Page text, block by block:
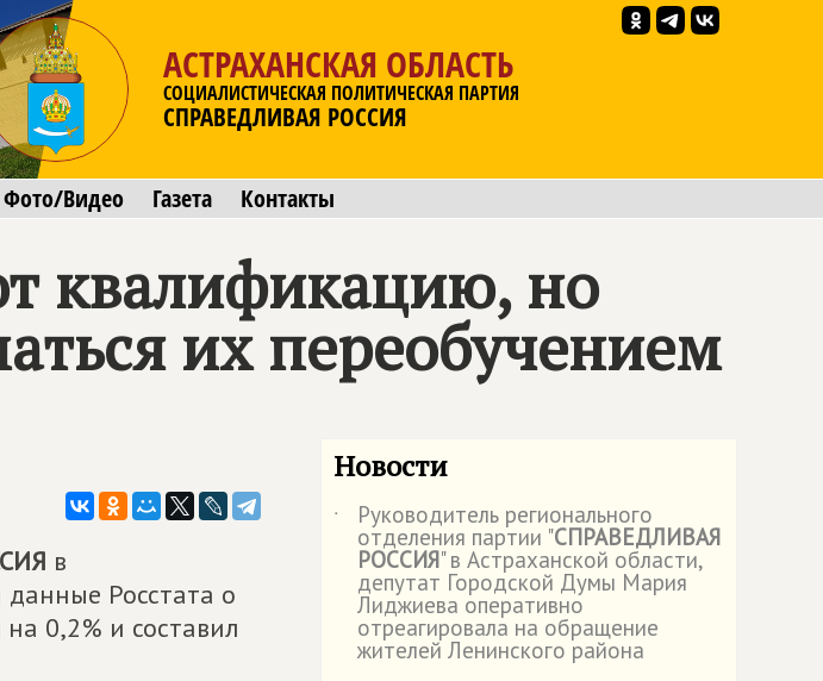
АСТРАХАНСКАЯ ОБЛАСТЬ
СОЦИАЛИСТИЧЕСКАЯ ПОЛИТИЧЕСКАЯ ПАРТИЯ
СПРАВЕДЛИВАЯ РОССИЯ
Фото/Видео Газета Контакты
квалификацию, но
их переобучением
в
Росстата о
0,2% и составил
Новости
˙ Руководитель регионального
отделения партии "СПРАВЕДЛИВАЯ
РОССИЯ" в Астраханской области,
депутат Городской Думы Мария
Лиджиева оперативно
отреагировала на обращение
жителей Ленинского района